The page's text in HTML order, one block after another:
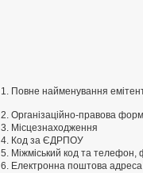
1. Повне найменування
2. Організаційно-правова
3. Місцезнаходження
4. Код за ЄДРПОУ
5. Міжміський код та телефон,
6. Електронна поштова адреса